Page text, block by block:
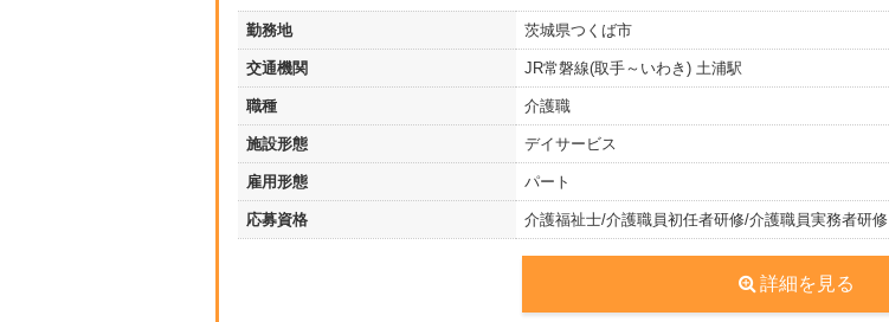
勤務地 茨城県つくば市
交通機関 JR常磐線(取手～いわき) 土浦駅
職種 介護職
施設形態 デイサービス
雇用形態 パート
応募資格 介護福祉士/介護職員初任者研修/介護職員実務者研修
詳細を見る